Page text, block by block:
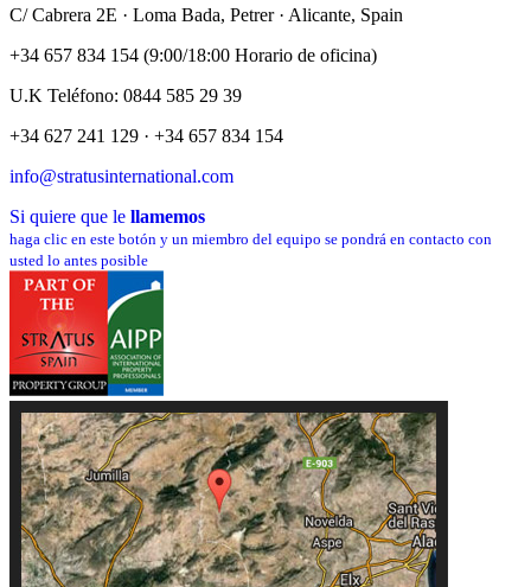
C/ Cabrera 2E · Loma Bada, Petrer · Alicante, Spain
+34 657 834 154 (9:00/18:00 Horario de oficina)
U.K Teléfono: 0844 585 29 39
+34 627 241 129 · +34 657 834 154
info@stratusinternational.com
Si quiere que le llamemos
haga clic en este botón y un miembro del equipo se pondrá en contacto con
usted lo antes posible